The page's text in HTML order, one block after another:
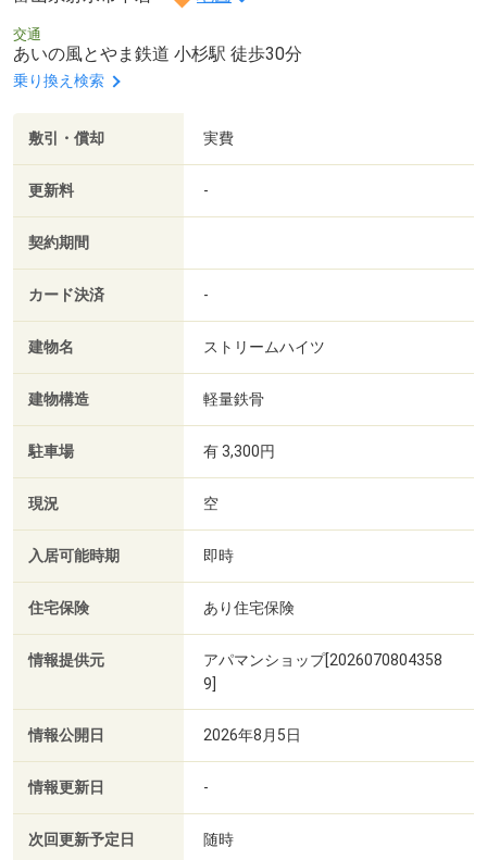
交通
あいの風とやま鉄道 小杉駅 徒歩30分
乗り換え検索
敷引・償却 実費
更新料 -
契約期間
カード決済 -
建物名 ストリームハイツ
建物構造 軽量鉄骨
駐車場 有 3,300円
現況 空
入居可能時期 即時
住宅保険 あり住宅保険
情報提供元
アパマンショップ[2026070804358
9]
情報公開日 2026年8月5日
情報更新日 -
次回更新予定日 随時